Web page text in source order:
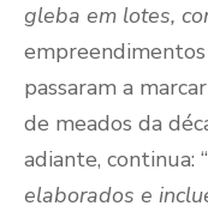
gleba em lotes,
passaram a
de meados da
adiante, continua: “
elaborados e